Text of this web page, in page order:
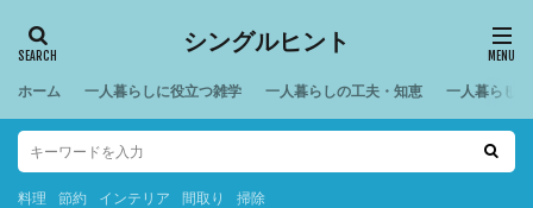
シングルヒント
ホーム 一人暮らしに役立つ雑学 一人暮らしの工夫・知恵 一人暮らし
料理 節約 インテリア 間取り 掃除